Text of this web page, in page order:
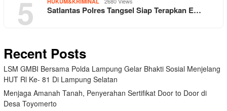
5 Satlantas Polres Tangsel Siap Terapkan E…
Recent Posts
LSM GMBI Bersama Polda Lampung Gelar Bhakti Sosial Menjelang
HUT Rl Ke- 81 Di Lampung Selatan
Menjaga Amanah Tanah, Penyerahan Sertifikat Door to Door di
Desa Toyomerto